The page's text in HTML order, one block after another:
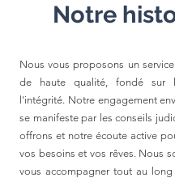
Notre
Nous vous proposons un
de haute qualité, fondé sur
l'intégrité. Notre engagement
se manifeste par les conseils
offrons et notre écoute active
vos besoins et vos rêves. Nous
vous accompagner tout au long